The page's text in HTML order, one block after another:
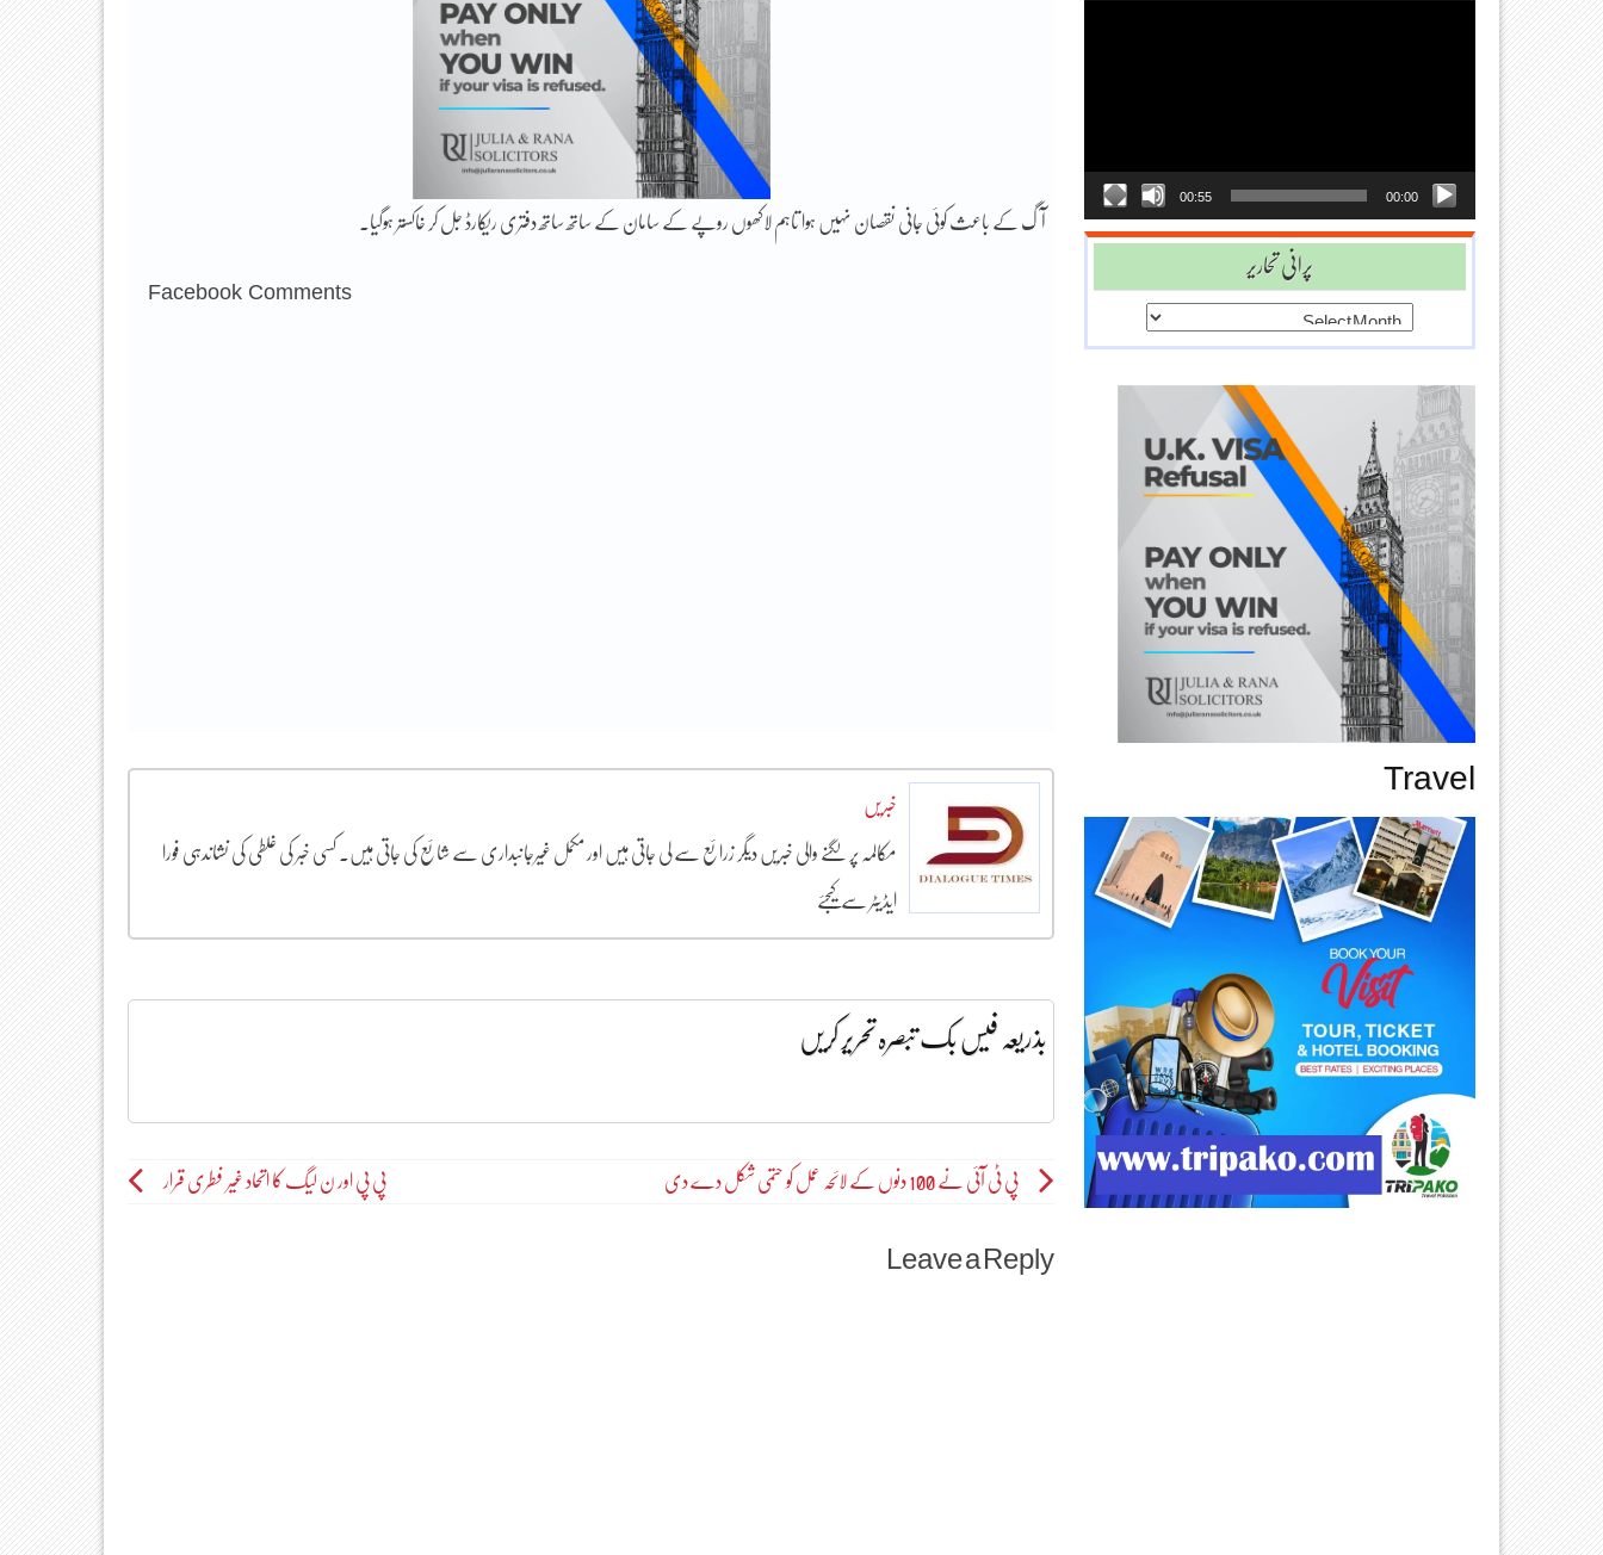
آگ کے باعث کوئی جانی نقصان نہیں ہوا تاہم لاکھوں روپے کے سامان کے ساتھ ساتھ دفتری ریکارڈ جل کر خاکستر ہوگیا۔
Facebook Comments
خبریں
مکالمہ پر لگنے والی خبریں دیگر زرائع سے لی جاتی ہیں اور مکمل غیرجانبداری سے شائع کی جاتی ہیں۔ کسی خبر کی غلطی کی نشاندہی فورا
ایڈیٹر سے کیجئے
بذریعہ فیس بک تبصرہ تحریر کریں
Postپی ٹی آئی نے 100 دنوں کے لائحہ عمل کو حتمی شکل دے دی پی پی اور ن لیگ کا اتحاد غیر فطری قرار
Leave a Reply
00:00
00:55
پرانی تحاریر
Travel